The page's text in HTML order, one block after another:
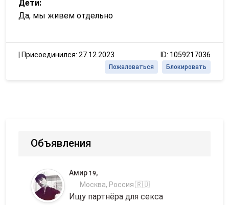
Дети:
Да, мы живем отдельно
| Присоединился: 27.12.2023 ID: 1059217036
Блокировать
Пожаловаться
Объявления
Амир 19,
Москва, Россия 🇷🇺
Ищу партнёра для секса